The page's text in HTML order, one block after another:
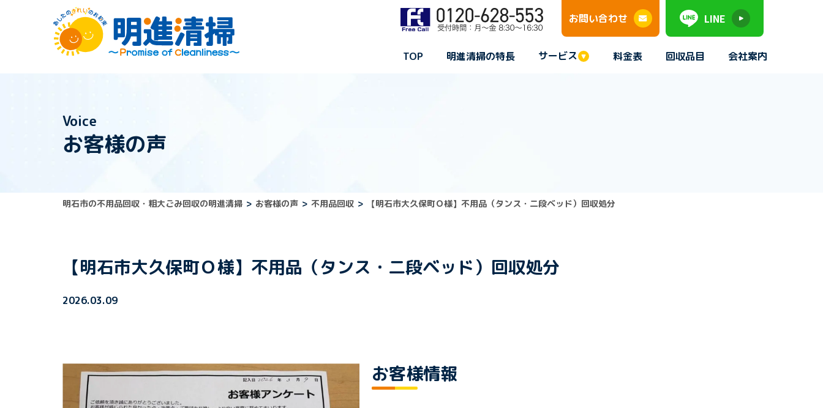
お問い合わせ LINE
TOP 明進清掃の特長 サービス 料金表 回収品目 会社案内
Voice
お客様の声
明石市の不用品回収・粗大ごみ回収の明進清掃 お客様の声 不用品回収 【明石市大久保町Ｏ様】不用品（タンス・二段ベッド）回収処分
【明石市大久保町Ｏ様】不用品（タンス・二段ベッド）回収処分
2026.03.09
お客様情報